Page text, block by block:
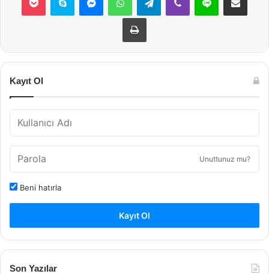
Yazdır
Kayıt Ol
Unuttunuz mu?
Beni hatırla
Kayıt Ol
Son Yazılar